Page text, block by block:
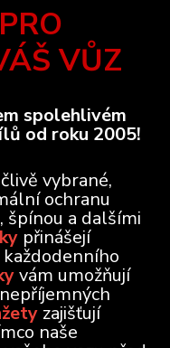
VŮZ
spolehlivém
od roku 2005!
vybrané,
ochranu
špínou a dalšími
přinášejí
vám umožňují
zajišťují
naše